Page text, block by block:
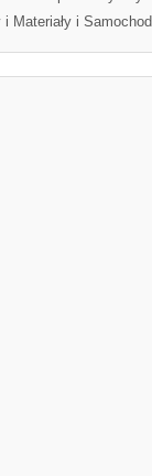
i Materiały i